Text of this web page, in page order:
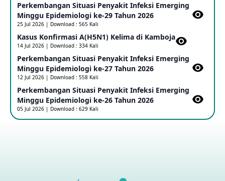
Penetapan Outbreak Penyakit Ebola di RD Kongo dan
Uganda Sebagai PHEIC
17 May 2026
Outbreak Penyakti Ebola di RD Kongo
16 May 2026
Kasus Konfirmasi A(H5NN6) di Cina
Perkembangan Situasi Penyakit Infeksi Emerging
Minggu Epidemiologi ke-29 Tahun 2026
25 Jul 2026 | Download : 565 Kali
Kasus Konfirmasi A(H5N1) Kelima di Kamboja​
14 Jul 2026 | Download : 334 Kali
Perkembangan Situasi Penyakit Infeksi Emerging
Minggu Epidemiologi ke-27 Tahun 2026
12 Jul 2026 | Download : 558 Kali
Perkembangan Situasi Penyakit Infeksi Emerging
Minggu Epidemiologi ke-26 Tahun 2026
05 Jul 2026 | Download : 629 Kali